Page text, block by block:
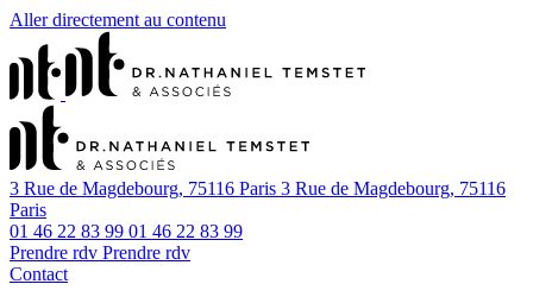
Aller directement au contenu
3 Rue de Magdebourg, 75116 Paris 3 Rue de Magdebourg, 75116
Paris
01 46 22 83 99 01 46 22 83 99
Prendre rdv Prendre rdv
Contact